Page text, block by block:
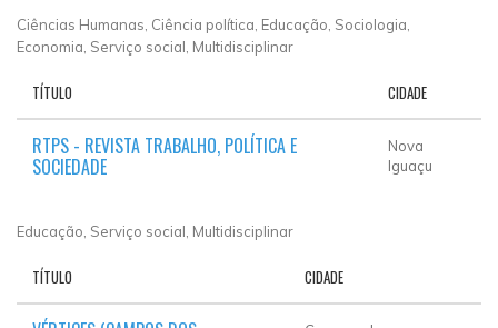
Ciências Humanas, Ciência política, Educação, Sociologia,
Economia, Serviço social, Multidisciplinar
TÍTULO CIDADE
RTPS - REVISTA TRABALHO, POLÍTICA E
SOCIEDADE
Nova
Iguaçu
Educação, Serviço social, Multidisciplinar
TÍTULO CIDADE